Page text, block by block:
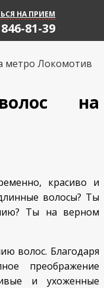
НА ПРИЕМ
81-39
метро Локомотив
на
красиво и
волосы? Ты
Ты на верном
волос. Благодаря
преображение
и ухоженные